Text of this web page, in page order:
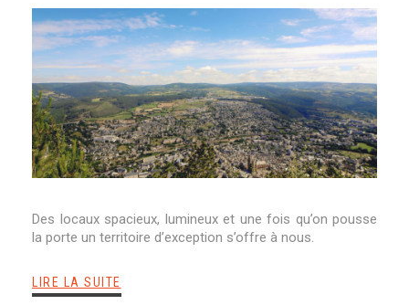
Des locaux spacieux, lumineux et une fois qu’on pousse
la porte un territoire d’exception s’offre à nous.
LIRE LA SUITE